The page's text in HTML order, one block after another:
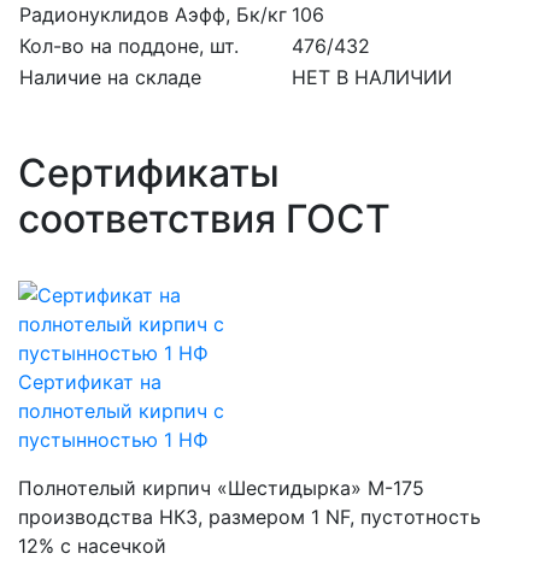
Радионуклидов Аэфф, Бк/кг 106
Кол-во на поддоне, шт.
476/432
Наличие на складе
НЕТ В НАЛИЧИИ
Сертификаты
соответствия ГОСТ
Сертификат на
полнотелый кирпич с
пустынностью 1 НФ
Полнотелый кирпич «Шестидырка» М-175
производства НКЗ, размером 1 NF, пустотность
12% с насечкой